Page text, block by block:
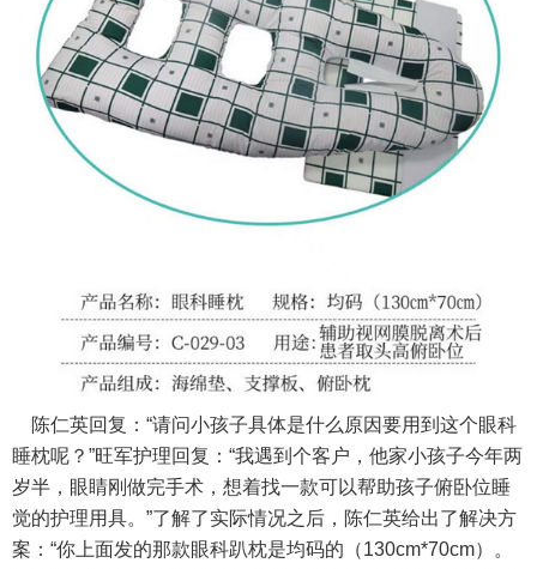
陈仁英回复：“请问小孩子具体是什么原因要用到这个眼科
睡枕呢？”旺军护理回复：“我遇到个客户，他家小孩子今年两
岁半，眼睛刚做完手术，想着找一款可以帮助孩子俯卧位睡
觉的护理用具。”了解了实际情况之后，陈仁英给出了解决方
案：“你上面发的那款眼科趴枕是均码的（130cm*70cm）。